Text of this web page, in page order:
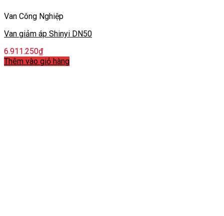
Van Công Nghiệp
Van giảm áp Shinyi DN50
6.911.250₫
Thêm vào giỏ hàng